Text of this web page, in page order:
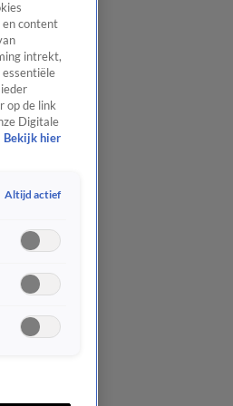
en content
intrekt,
op de link
Digitale
Bekijk hier
Altijd actief